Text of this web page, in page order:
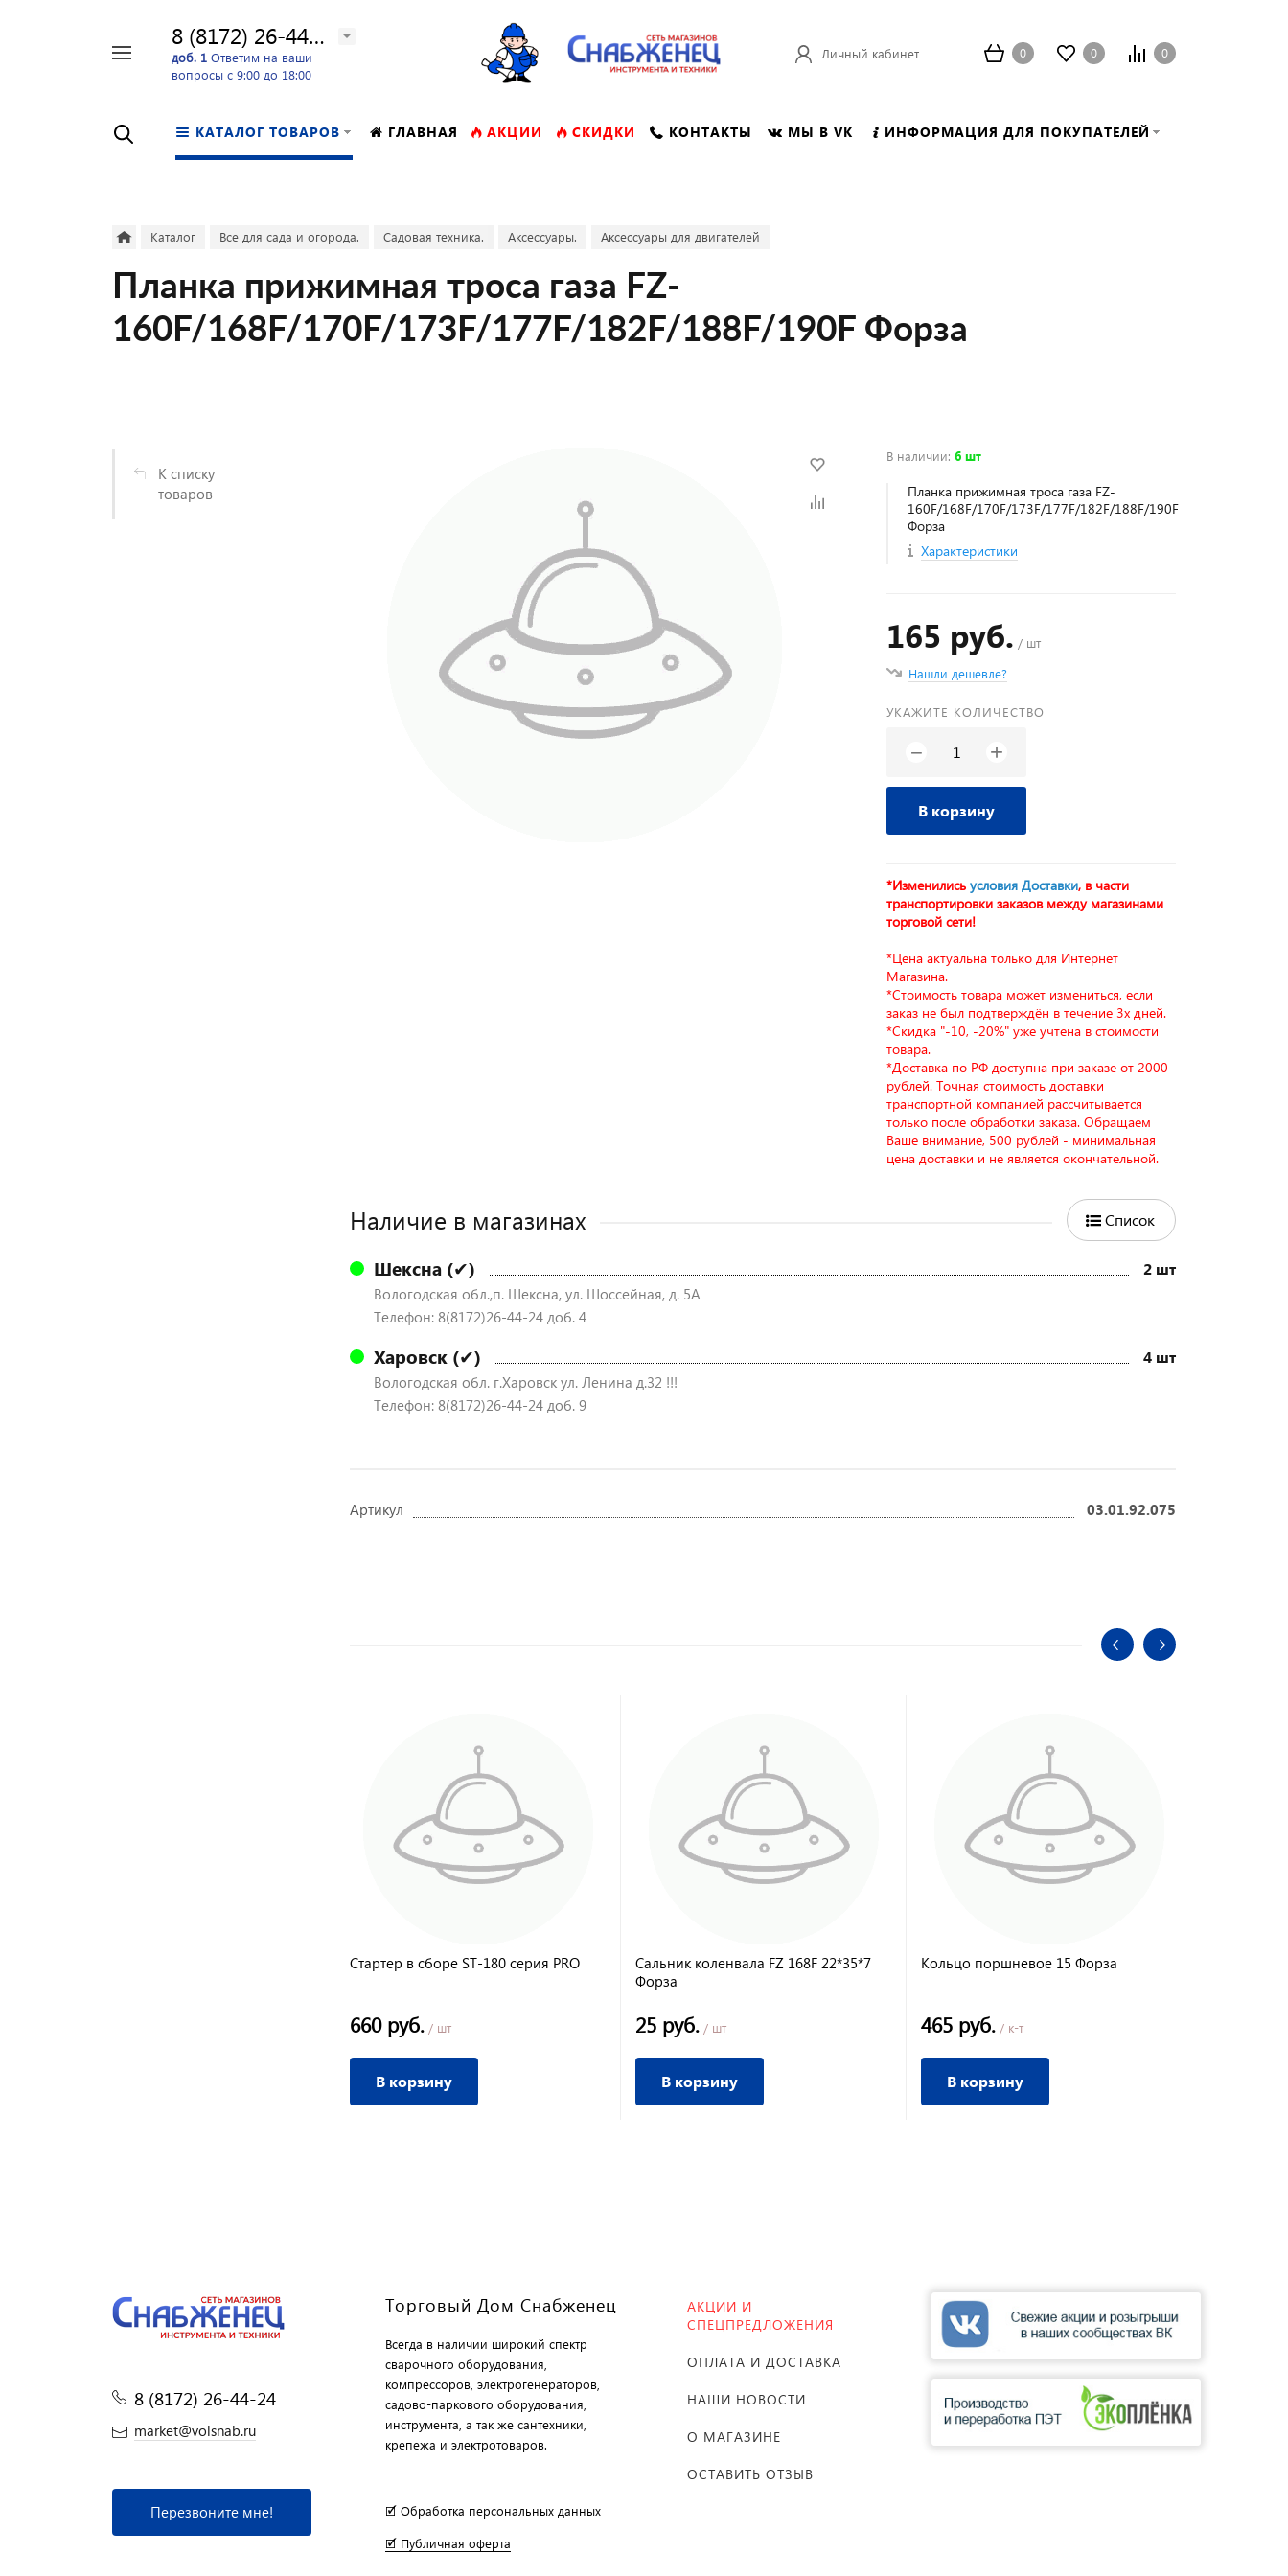
8 (8172) 26-44-24
доб. 1 Ответим на ваши
вопросы с 9:00 до 18:00
Личный кабинет 0 0 0
КАТАЛОГ ТОВАРОВ ГЛАВНАЯ АКЦИИ СКИДКИ КОНТАКТЫ МЫ В VK ИНФОРМАЦИЯ ДЛЯ ПОКУПАТЕЛЕЙ
Каталог Все для сада и огорода. Садовая техника. Аксессуары. Аксессуары для двигателей
Планка прижимная троса газа FZ-
160F/168F/170F/173F/177F/182F/188F/190F Форза
К списку
товаров
В наличии:6 шт
Планка прижимная троса газа FZ-
160F/168F/170F/173F/177F/182F/188F/190F
Форза
Характеристики
165 руб. / шт
Нашли дешевле?
УКАЖИТЕ КОЛИЧЕСТВО
− +
В корзину
*Изменилисьусловия Доставки, в части
транспортировки заказов между магазинами
торговой сети!
*Цена актуальна только для Интернет
Магазина.
*Стоимость товара может измениться, если
заказ не был подтверждён в течение 3х дней.
*Скидка "-10, -20%" уже учтена в стоимости
товара.
*Доставка по РФ доступна при заказе от 2000
рублей. Точная стоимость доставки
транспортной компанией рассчитывается
только после обработки заказа. Обращаем
Ваше внимание, 500 рублей - минимальная
цена доставки и не является окончательной.
Наличие в магазинах Список
Шексна (✔) 2 шт
Вологодская обл.,п. Шексна, ул. Шоссейная, д. 5А
Телефон: 8(8172)26-44-24 доб. 4
Харовск (✔) 4 шт
Вологодская обл. г.Харовск ул. Ленина д.32 !!!
Телефон: 8(8172)26-44-24 доб. 9
Артикул 03.01.92.075
Стартер в сборе ST-180 серия PRO
660 руб. / шт
В корзину
Сальник коленвала FZ 168F 22*35*7
Форза
25 руб. / шт
В корзину
Кольцо поршневое 15 Форза
465 руб. / к-т
В корзину
8 (8172) 26-44-24
market@volsnab.ru
Перезвоните мне!
Торговый Дом Снабженец
Всегда в наличии широкий спектр
сварочного оборудования,
компрессоров, электрогенераторов,
садово-паркового оборудования,
инструмента, а так же сантехники,
крепежа и электротоваров.
🗹 Обработка персональных данных
🗹 Публичная оферта
АКЦИИ И
СПЕЦПРЕДЛОЖЕНИЯ
ОПЛАТА И ДОСТАВКА
НАШИ НОВОСТИ
О МАГАЗИНЕ
ОСТАВИТЬ ОТЗЫВ